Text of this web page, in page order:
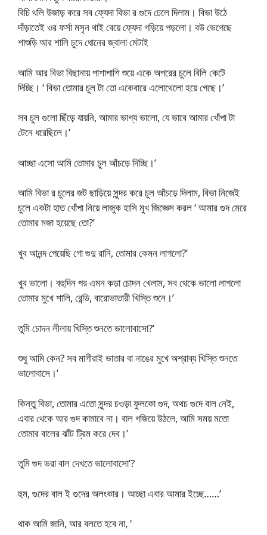
বিচি থলি উজাড় করে সব ফ্যেদা বিভা র গুদে ঢেলে দিলাম। বিভা উঠে
দাঁড়াতেই ওর ফর্সা মসৃন থাই বেয়ে ফ্যেদা গড়িয়ে পড়লো। বউ ভেগেছে
শাশুড়ি আর শালি চুদে ধোনের জ্বালা মেটাই
আমি আর বিভা বিছানায় পাশাপাশি শুয়ে একে অপরের চুলে বিলি কেটে
দিচ্ছি। ‘ বিভা তোমার চুল টা তো একেবারে এলোথেলো হয়ে গেছে।’
সব চুল গুলো ছিঁড়ে যায়নি, আমার ভাগ্য ভালো, যে ভাবে আমার খোঁপা টা
টেনে ধরেছিলে।’
আচ্ছা এসো আমি তোমার চুল আঁচড়ে দিচ্ছি।’
আমি বিভা র চুলের জট ছাড়িয়ে সুন্দর করে চুল আঁচড়ে দিলাম, বিভা নিজেই
চুলে একটা হাত খোঁপা নিয়ে লাজুক হাসি মুখ জিজ্ঞেস করল ‘ আমার গুদ মেরে
তোমার মজা হয়েছে তো?’
খুব আনন্দ পেয়েছি গো গুদু রানি, তোমার কেমন লাগলো?’
খুব ভালো। বহুদিন পর এমন কড়া চোদন খেলাম, সব থেকে ভালো লাগলো
তোমার মুখে শালি, রেন্ডি, বারোভাতারী খিস্তি শুনে।’
তুমি চোদন লীলায় খিস্তি শুনতে ভালোবাসো?’
শুধু আমি কেন? সব মাগীরাই ভাতার বা নাঙের মুখে অশ্রাব্য খিস্তি শুনতে
ভালোবাসে।’
কিন্তু বিভা, তোমার এতো সুন্দর চওড়া ফুলকো গুদ, অথচ গুদে বাল নেই,
এবার থেকে আর গুদ কামাবে না। বাল গজিয়ে উঠলে, আমি সময় মতো
তোমার বালের ঝাঁট ট্রিম করে দেব।’
তুমি গুদ ভরা বাল দেখতে ভালোবাসো’?
হুম, গুদের বাল ই গুদের অলংকার। আচ্ছা এবার আমার ইচ্ছে……’
থাক আমি জানি, আর বলতে হবে না, ‘